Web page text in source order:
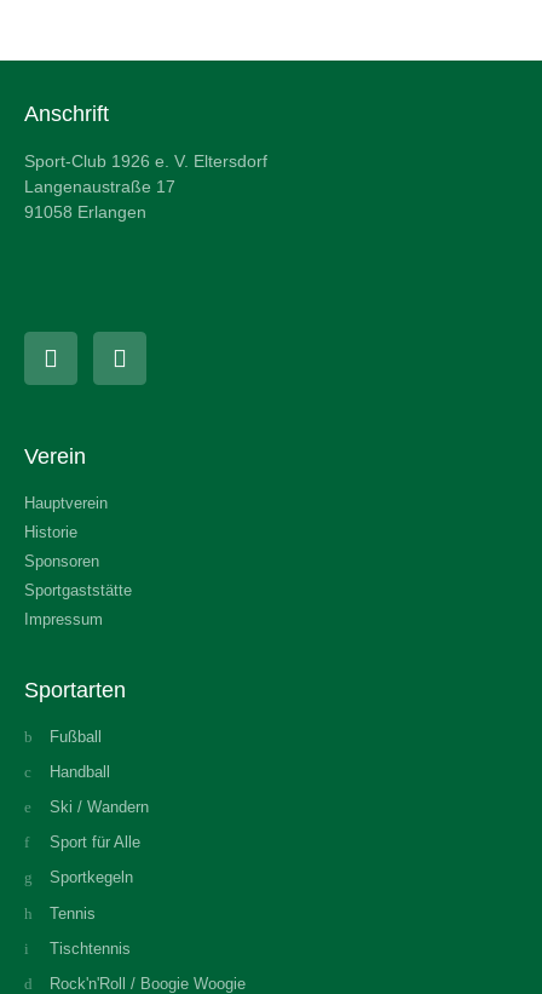
Anschrift
Sport-Club 1926 e. V. Eltersdorf
Langenaustraße 17
91058 Erlangen
Verein
Hauptverein
Historie
Sponsoren
Sportgaststätte
Impressum
Sportarten
Fußball
Handball
Ski / Wandern
Sport für Alle
Sportkegeln
Tennis
Tischtennis
Rock'n'Roll / Boogie Woogie